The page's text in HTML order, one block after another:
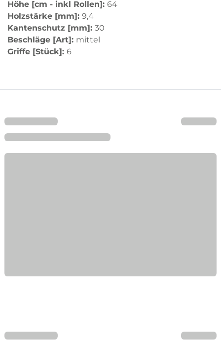
Höhe [cm - inkl Rollen]: 64
Holzstärke [mm]: 9,4
Kantenschutz [mm]: 30
Beschläge [Art]: mittel
Griffe [Stück]: 6